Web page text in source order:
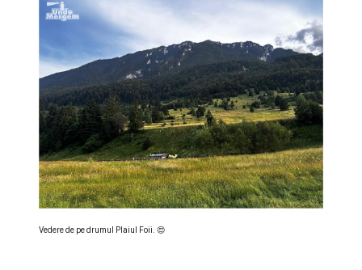
Vedere de pe drumul Plaiul Foii. 😍